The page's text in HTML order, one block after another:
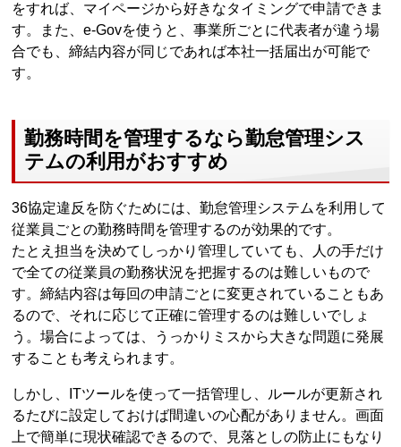
をすれば、マイページから好きなタイミングで申請できま
す。また、e-Govを使うと、事業所ごとに代表者が違う場
合でも、締結内容が同じであれば本社一括届出が可能で
す。
勤務時間を管理するなら勤怠管理シス
テムの利用がおすすめ
36協定違反を防ぐためには、勤怠管理システムを利用して
従業員ごとの勤務時間を管理するのが効果的です。
たとえ担当を決めてしっかり管理していても、人の手だけ
で全ての従業員の勤務状況を把握するのは難しいもので
す。締結内容は毎回の申請ごとに変更されていることもあ
るので、それに応じて正確に管理するのは難しいでしょ
う。場合によっては、うっかりミスから大きな問題に発展
することも考えられます。
しかし、ITツールを使って一括管理し、ルールが更新され
るたびに設定しておけば間違いの心配がありません。画面
上で簡単に現状確認できるので、見落としの防止にもなり